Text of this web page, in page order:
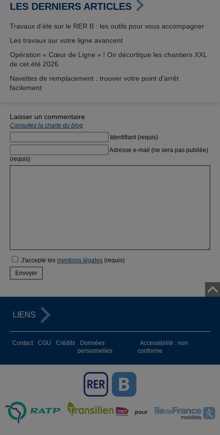
LES DERNIERS ARTICLES
Travaux d’été sur le RER B : les outils pour vous accompagner
Les travaux sur votre ligne avancent
Opération « Cœur de Ligne » ! On décortique les chantiers XXL
de cet été 2026
Navettes de remplacement : trouver votre point d’arrêt
facilement
Laisser un commentaire
Consultez la charte du blog
Identifiant (requis)
Adresse e-mail (ne sera pas publiée)
(requis)
J'accepte les mentions légales (requis)
LIENS
Contact CGU Crédits
Données
personnelles
Accessibilité : non
conforme